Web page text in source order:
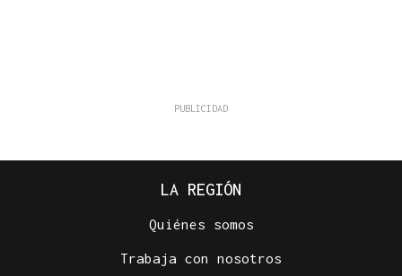
LA REGIÓN
Quiénes somos
Trabaja con nosotros